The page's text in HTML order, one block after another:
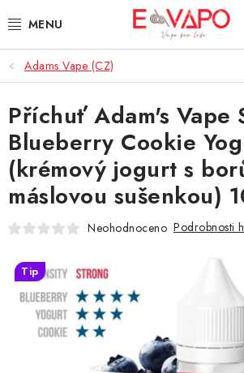
na
3D TISK
TIPY ZA DOBROU CENU
AROMATA A PŘÍCHUTĚ
BÁZE
E-LIQUIDY
E-CIGARETY
NIKOTINOVÉ SÁČKY
DÁRKOVÉ VOUCHERY
Adams Vape (CZ)
Příchuť Adam's Vape
Blueberry Cookie
(krémový jogurt s
máslovou sušenkou)
Neohodnoceno Podrobnosti
Tip